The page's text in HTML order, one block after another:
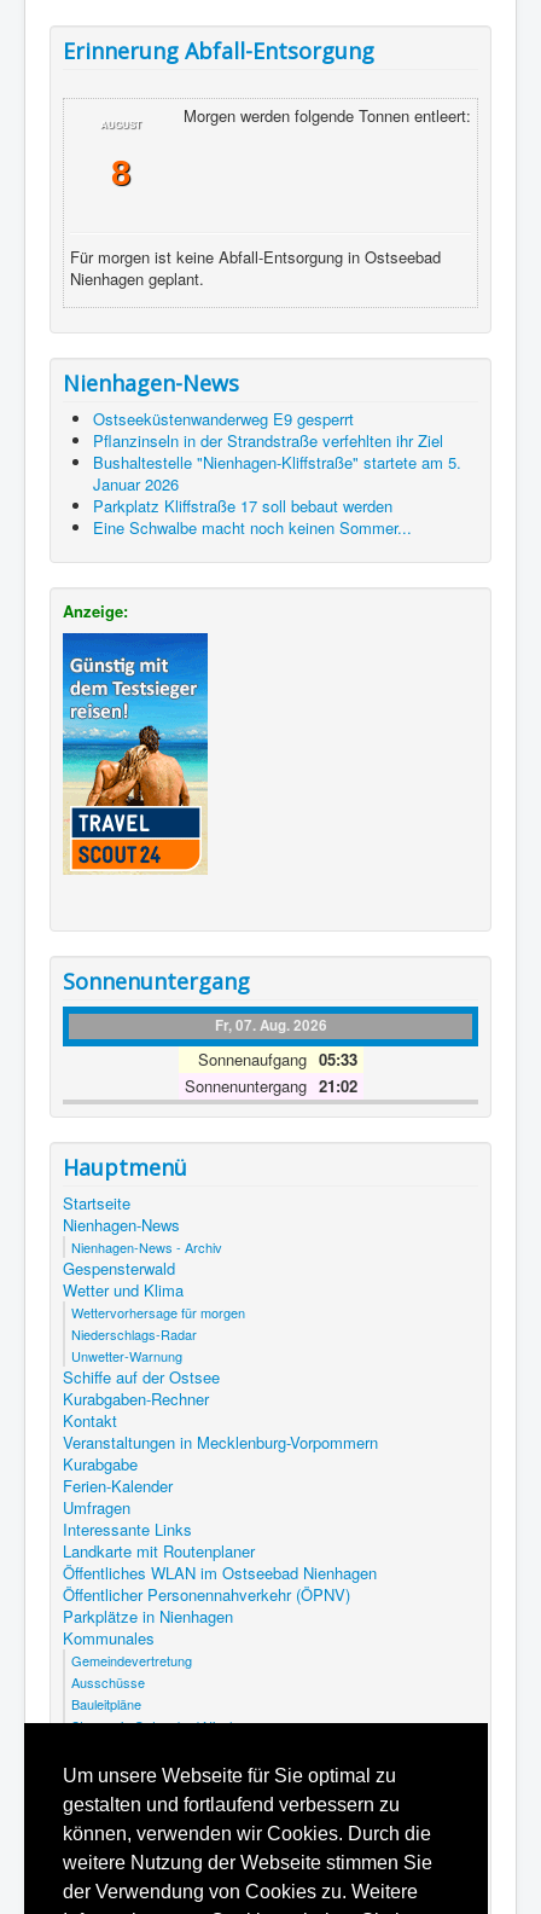
Um unsere Webseite für Sie optimal zu
gestalten und fortlaufend verbessern zu
können, verwenden wir Cookies. Durch die
weitere Nutzung der Webseite stimmen Sie
der Verwendung von Cookies zu. Weitere
Erinnerung Abfall-Entsorgung
AUGUST
8
Morgen werden folgende Tonnen entleert:
Für morgen ist keine Abfall-Entsorgung in Ostseebad
Nienhagen geplant.
Nienhagen-News
Ostseeküstenwanderweg E9 gesperrt
Pflanzinseln in der Strandstraße verfehlten ihr Ziel
Bushaltestelle "Nienhagen-Kliffstraße" startete am 5.
Januar 2026
Parkplatz Kliffstraße 17 soll bebaut werden
Eine Schwalbe macht noch keinen Sommer...
Anzeige:
Sonnenuntergang
Fr, 07. Aug. 2026
Sonnenaufgang 05:33
Sonnenuntergang 21:02
Hauptmenü
Startseite
Nienhagen-News
Nienhagen-News - Archiv
Gespensterwald
Wetter und Klima
Wettervorhersage für morgen
Niederschlags-Radar
Unwetter-Warnung
Schiffe auf der Ostsee
Kurabgaben-Rechner
Kontakt
Veranstaltungen in Mecklenburg-Vorpommern
Kurabgabe
Ferien-Kalender
Umfragen
Interessante Links
Landkarte mit Routenplaner
Öffentliches WLAN im Ostseebad Nienhagen
Öffentlicher Personennahverkehr (ÖPNV)
Parkplätze in Nienhagen
Kommunales
Gemeindevertretung
Ausschüsse
Bauleitpläne
Steuern in Ostseebad Nienhagen
GEK Nienhagen
Satzungen
Hilfe
Datenschutzerklärung
Impressum